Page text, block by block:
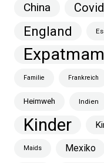
China
England
Familie Frankreich
Heimweh Indien
Kinder
Maids Mexiko